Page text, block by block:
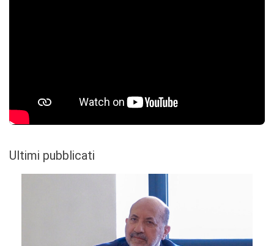
Ultimi pubblicati